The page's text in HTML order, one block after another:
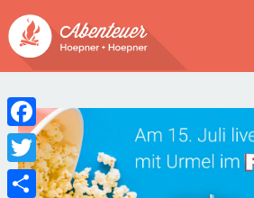
EVENTS
BUCHEN
Facebook
Twitter